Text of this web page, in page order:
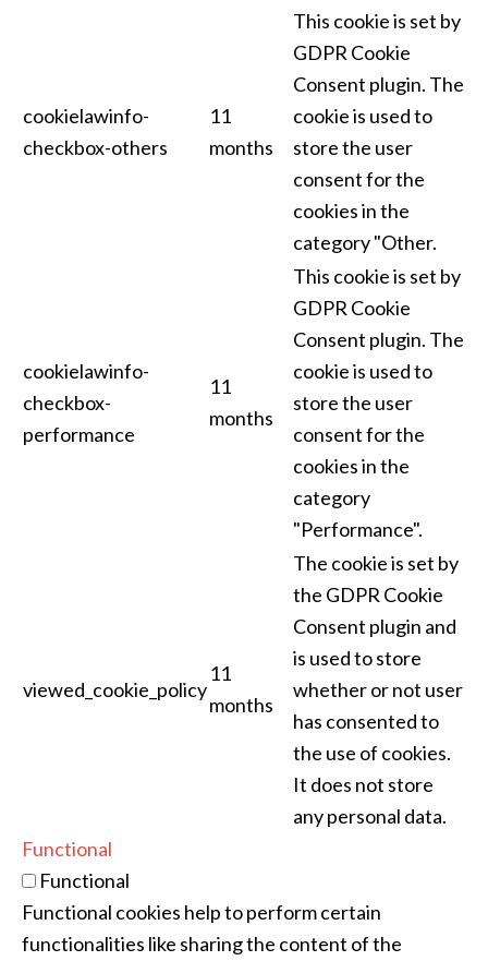
cookielawinfo-
checkbox-others
11
months
This cookie is set by
GDPR Cookie
Consent plugin. The
cookie is used to
store the user
consent for the
cookies in the
category "Other.
cookielawinfo-
checkbox-
performance
11
months
This cookie is set by
GDPR Cookie
Consent plugin. The
cookie is used to
store the user
consent for the
cookies in the
category
"Performance".
viewed_cookie_policy
11
months
The cookie is set by
the GDPR Cookie
Consent plugin and
is used to store
whether or not user
has consented to
the use of cookies.
It does not store
any personal data.
Functional
Functional
Functional cookies help to perform certain
functionalities like sharing the content of the